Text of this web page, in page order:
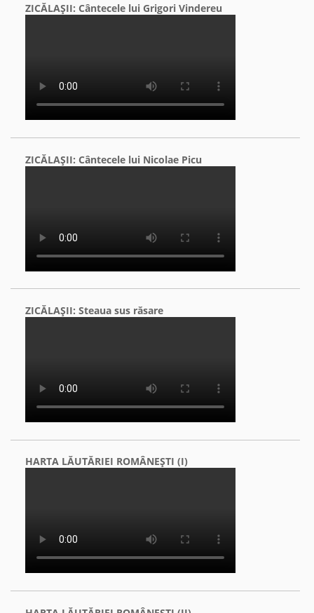
ZICĂLAŞII: Cântecele lui Grigori Vindereu
ZICĂLAŞII: Cântecele lui Nicolae Picu
ZICĂLAŞII: Steaua sus răsare
HARTA LĂUTĂRIEI ROMÂNEŞTI (I)